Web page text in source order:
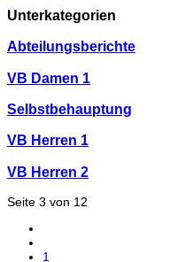
Unterkategorien
Abteilungsberichte
VB Damen 1
Selbstbehauptung
VB Herren 1
VB Herren 2
Seite 3 von 12
1